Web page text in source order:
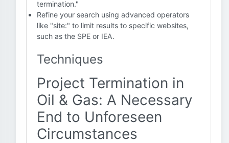
termination."
Refine your search using advanced operators
like "site:" to limit results to specific websites,
such as the SPE or IEA.
Techniques
Project Termination in
Oil & Gas: A Necessary
End to Unforeseen
Circumstances